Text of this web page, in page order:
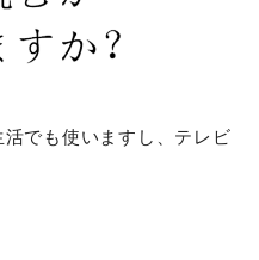
活でも使いますし、テレビ